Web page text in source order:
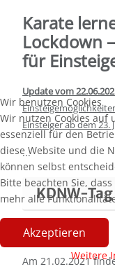
Karate
Lockdown
für
Update vom
Einsteiger ab dem
...
KDNW-
Am 21.02.2021
Wir benutzen Cookies
Wir nutzen Cookies auf
essenziell für den
diese Website und die
können selbst
Bitte beachten Sie,
mehr alle
Akzeptieren
Weitere